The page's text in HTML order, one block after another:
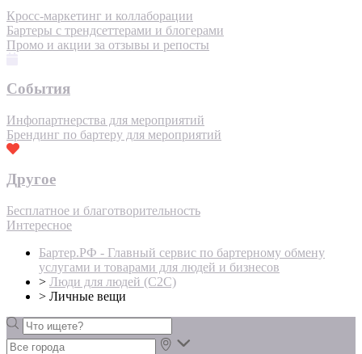
Кросс-маркетинг и коллаборации
Бартеры с трендсеттерами и блогерами
Промо и акции за отзывы и репосты
События
Инфопартнерства для мероприятий
Брендинг по бартеру для мероприятий
Другое
Бесплатное и благотворительность
Интересное
Бартер.РФ - Главный сервис по бартерному обмену
услугами и товарами для людей и бизнесов
> Люди для людей (С2С)
> Личные вещи